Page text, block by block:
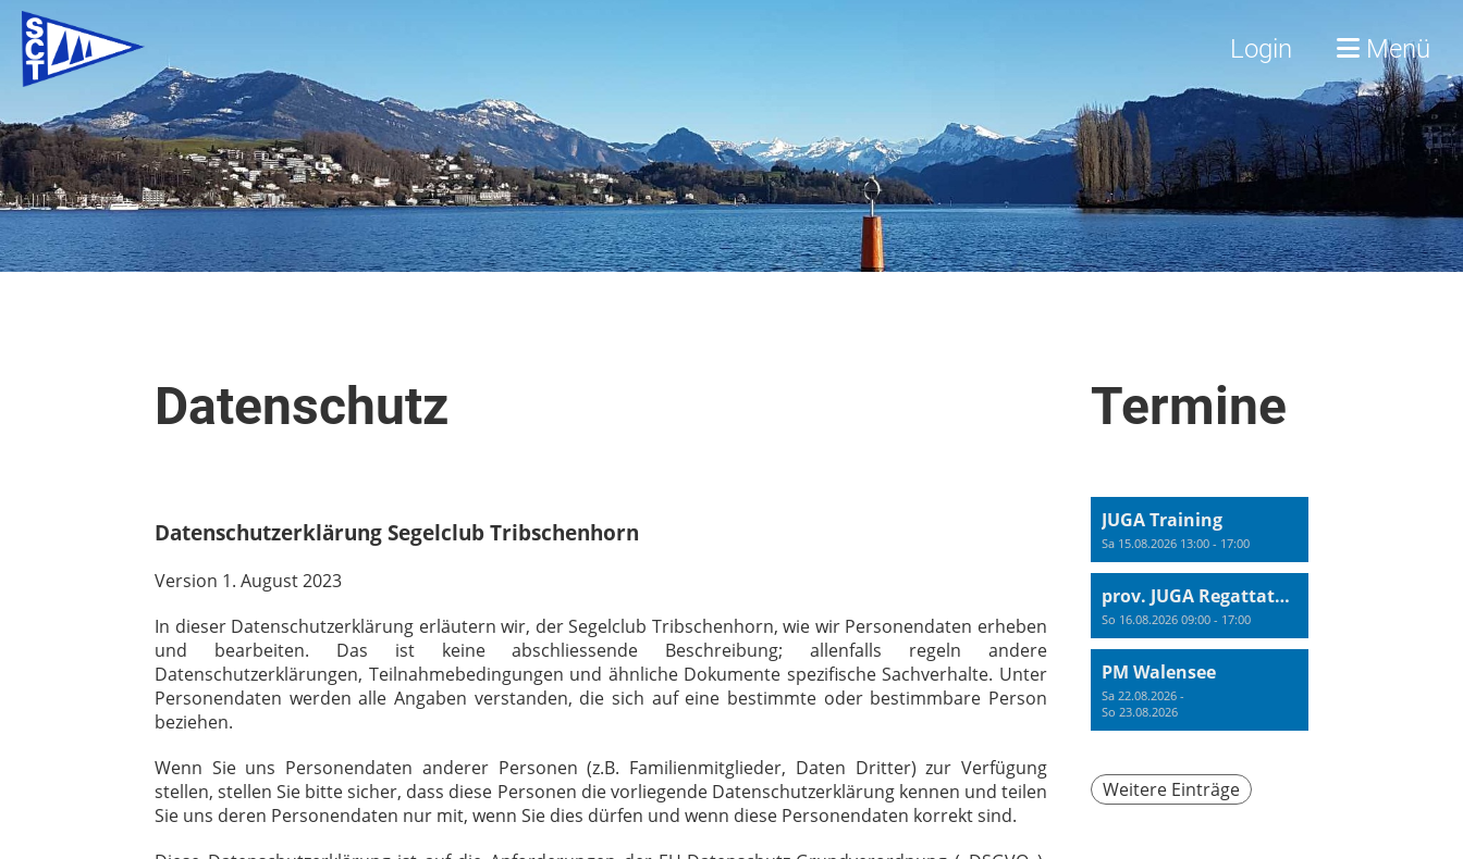
Login Menü
Datenschutz
Datenschutzerklärung Segelclub Tribschenhorn
Version 1. August 2023
In dieser Datenschutzerklärung erläutern wir, der Segelclub Tribschenhorn, wie wir Personendaten erheben
und bearbeiten. Das ist keine abschliessende Beschreibung; allenfalls regeln andere
Datenschutzerklärungen, Teilnahmebedingungen und ähnliche Dokumente spezifische Sachverhalte. Unter
Personendaten werden alle Angaben verstanden, die sich auf eine bestimmte oder bestimmbare Person
beziehen.
Wenn Sie uns Personendaten anderer Personen (z.B. Familienmitglieder, Daten Dritter) zur Verfügung
stellen, stellen Sie bitte sicher, dass diese Personen die vorliegende Datenschutzerklärung kennen und teilen
Sie uns deren Personendaten nur mit, wenn Sie dies dürfen und wenn diese Personendaten korrekt sind.
Termine
JUGA Training
Sa 15.08.2026 13:00 - 17:00
prov. JUGA Regattatraining
So 16.08.2026 09:00 - 17:00
PM Walensee
Sa 22.08.2026 -
So 23.08.2026
Weitere Einträge